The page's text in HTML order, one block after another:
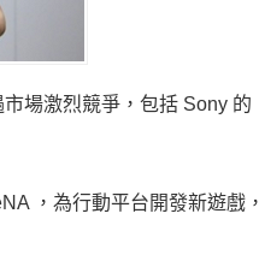
場激烈競爭，包括 Sony 的
，為行動平台開發新遊戲，